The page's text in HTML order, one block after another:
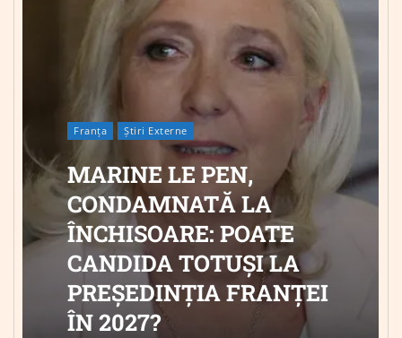
Franța Știri Externe
MARINE LE PEN,
CONDAMNATĂ LA
ÎNCHISOARE: POATE
CANDIDA TOTUȘI LA
PREȘEDINȚIA FRANȚEI
ÎN 2027?